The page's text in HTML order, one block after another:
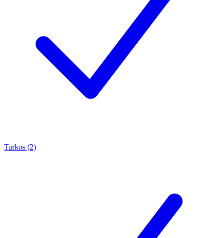
Turkos (2)